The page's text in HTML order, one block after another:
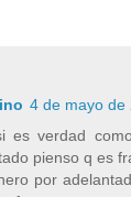
4 de mayo de
es verdad
pienso q es
por